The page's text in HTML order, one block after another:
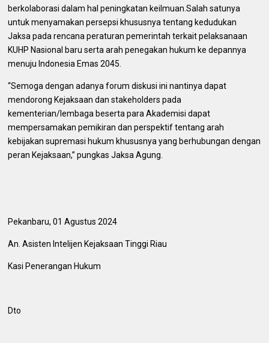
berkolaborasi dalam hal peningkatan keilmuan.Salah satunya
untuk menyamakan persepsi khususnya tentang kedudukan
Jaksa pada rencana peraturan pemerintah terkait pelaksanaan
KUHP Nasional baru serta arah penegakan hukum ke depannya
menuju Indonesia Emas 2045.
“Semoga dengan adanya forum diskusi ini nantinya dapat
mendorong Kejaksaan dan stakeholders pada
kementerian/lembaga beserta para Akademisi dapat
mempersamakan pemikiran dan perspektif tentang arah
kebijakan supremasi hukum khususnya yang berhubungan dengan
peran Kejaksaan,” pungkas Jaksa Agung.
Pekanbaru, 01 Agustus 2024
An. Asisten Intelijen Kejaksaan Tinggi Riau
Kasi Penerangan Hukum
Dto